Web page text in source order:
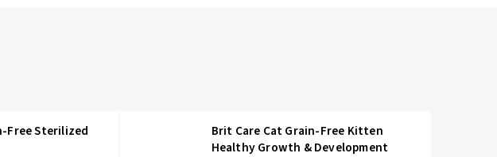
Free Sterilized
Brit Care Cat Grain-Free Kitten
Healthy Growth & Development